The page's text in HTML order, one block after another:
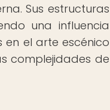
Sus estructuras
una influencia
el arte escénico
complejidades de